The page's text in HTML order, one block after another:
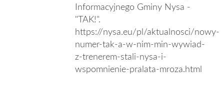
Informacyjnego Gminy Nysa -
"TAK!".
https://nysa.eu/pl/aktualnosci/nowy-
numer-tak-a-w-nim-min-wywiad-
z-trenerem-stali-nysa-i-
wspomnienie-pralata-mroza.html